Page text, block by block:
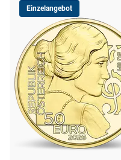
Einzelangebot